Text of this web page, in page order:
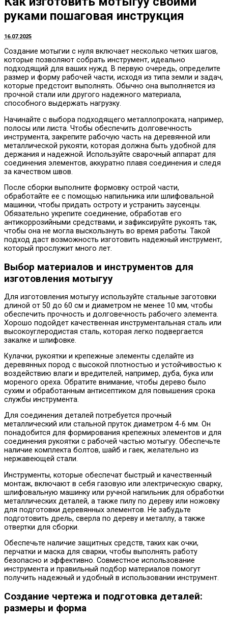
руками пошаговая инструкция
16.07.2025
Создание мотыгии с нуля включает несколько четких шагов,
которые позволяют собрать инструмент, идеально
подходящий для ваших нужд. В первую очередь, определите
размер и форму рабочей части, исходя из типа земли и задач,
которые предстоит выполнять. Обычно она выполняется из
прочной стали или другого надежного материала,
способного выдержать нагрузку.
Начинайте с выбора подходящего металлопроката, например,
полосы или листа. Чтобы обеспечить долговечность
инструмента, закрепите рабочую часть на деревянной или
металлической рукояти, которая должна быть удобной для
держания и надежной. Используйте сварочный аппарат для
соединения элементов, аккуратно плавя соединения и следя
за качеством швов.
После сборки выполните формовку острой части,
обработайте ее с помощью напильника или шлифовальной
машинки, чтобы придать остроту и устранить заусенцы.
Обязательно укрепите соединение, обработав его
антикоррозийными средствами, и зафиксируйте рукоять так,
чтобы она не могла выскользнуть во время работы. Такой
подход даст возможность изготовить надежный инструмент,
который прослужит много лет.
Выбор материалов и инструментов для
изготовления мотыгуу
Для изготовления мотыгуу используйте стальные заготовки
длиной от 50 до 60 см и диаметром не менее 10 мм, чтобы
обеспечить прочность и долговечность рабочего элемента.
Хорошо подойдет качественная инструментальная сталь или
высокоуглеродистая сталь, которая легко подвергается
закалке и шлифовке.
Кулачки, рукоятки и крепежные элементы сделайте из
деревянных пород с высокой плотностью и устойчивостью к
воздействию влаги и вредителей, например, дуба, бука или
мореного ореха. Обратите внимание, чтобы дерево было
сухим и обработанным антисептиком для повышения срока
службы инструмента.
Для соединения деталей потребуется прочный
металлический или стальной пруток диаметром 4-6 мм. Он
понадобится для формирования крепежных элементов и для
соединения рукоятки с рабочей частью мотыгуу. Обеспечьте
наличие комплекта болтов, шайб и гаек, желательно из
нержавеющей стали.
Инструменты, которые обеспечат быстрый и качественный
монтаж, включают в себя газовую или электрическую сварку,
шлифовальную машинку или ручной напильник для обработки
металлических деталей, а также пилу по дереву или ножовку
для подготовки деревянных элементов. Не забудьте
подготовить дрель, сверла по дереву и металлу, а также
отвертки для сборки.
Обеспечьте наличие защитных средств, таких как очки,
перчатки и маска для сварки, чтобы выполнять работу
безопасно и эффективно. Совместное использование
инструмента и правильный подбор материалов помогут
получить надежный и удобный в использовании инструмент.
Создание чертежа и подготовка деталей:
размеры и форма